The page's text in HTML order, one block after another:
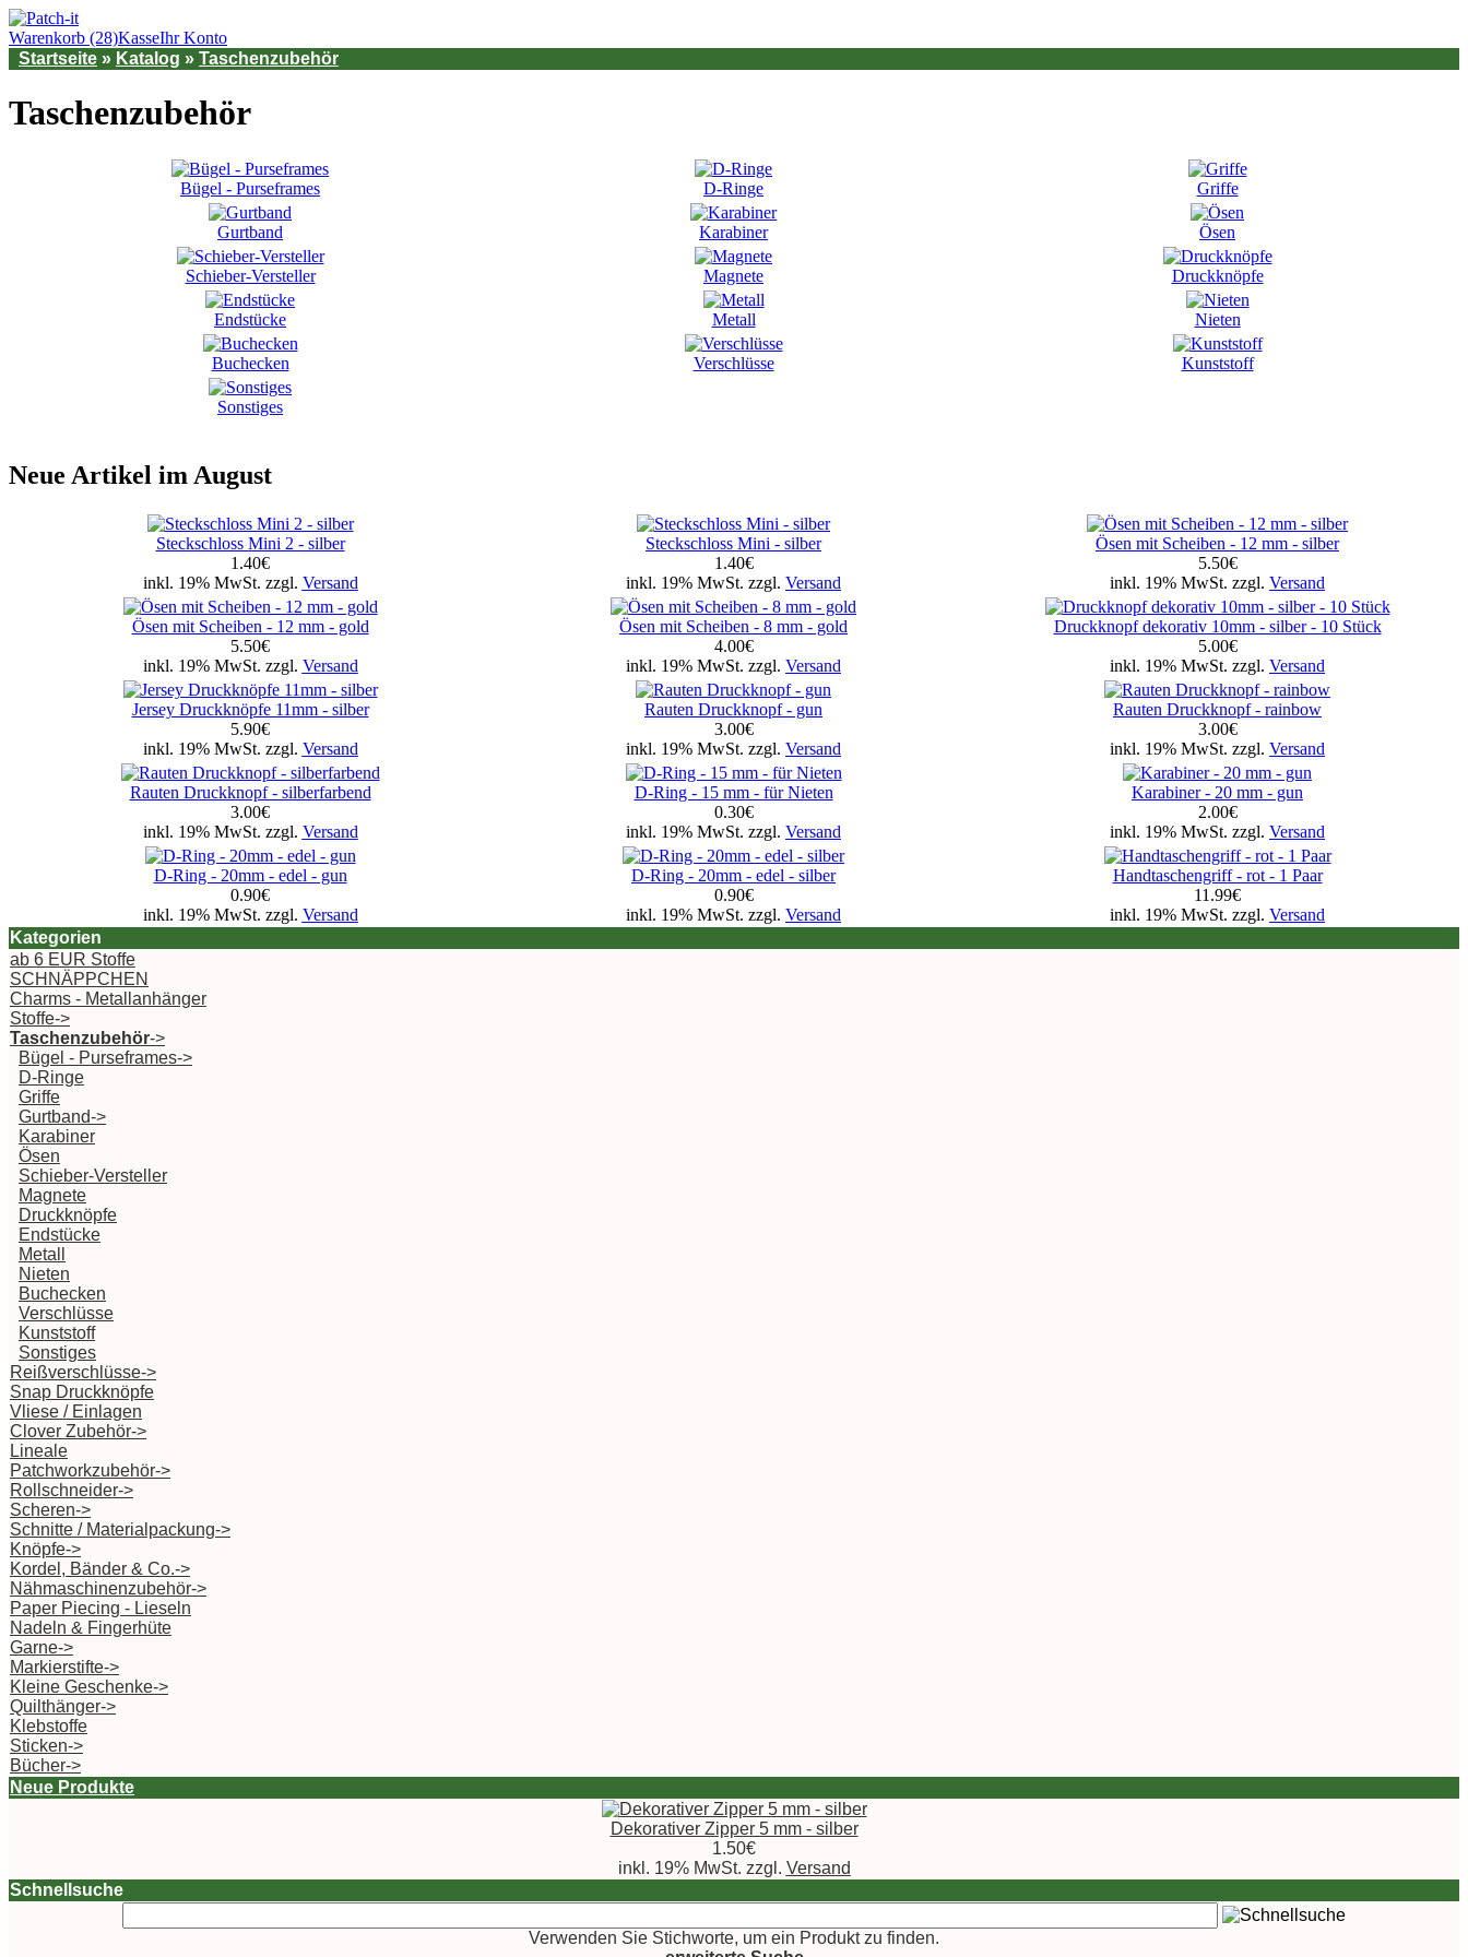
Warenkorb (28)KasseIhr Konto
Startseite » Katalog » Taschenzubehör
Taschenzubehör
Bügel - Purseframes D-Ringe Griffe
Gurtband Karabiner Ösen
Schieber-Versteller Magnete Druckknöpfe
Endstücke Metall Nieten
Buchecken Verschlüsse Kunststoff
Sonstiges
Neue Artikel im August
Steckschloss Mini 2 - silber
1.40€
inkl. 19% MwSt. zzgl. Versand
Steckschloss Mini - silber
1.40€
inkl. 19% MwSt. zzgl. Versand
Ösen mit Scheiben - 12 mm - silber
5.50€
inkl. 19% MwSt. zzgl. Versand
Ösen mit Scheiben - 12 mm - gold
5.50€
inkl. 19% MwSt. zzgl. Versand
Ösen mit Scheiben - 8 mm - gold
4.00€
inkl. 19% MwSt. zzgl. Versand
Druckknopf dekorativ 10mm - silber - 10 Stück
5.00€
inkl. 19% MwSt. zzgl. Versand
Jersey Druckknöpfe 11mm - silber
5.90€
inkl. 19% MwSt. zzgl. Versand
Rauten Druckknopf - gun
3.00€
inkl. 19% MwSt. zzgl. Versand
Rauten Druckknopf - rainbow
3.00€
inkl. 19% MwSt. zzgl. Versand
Rauten Druckknopf - silberfarbend
3.00€
inkl. 19% MwSt. zzgl. Versand
D-Ring - 15 mm - für Nieten
0.30€
inkl. 19% MwSt. zzgl. Versand
Karabiner - 20 mm - gun
2.00€
inkl. 19% MwSt. zzgl. Versand
D-Ring - 20mm - edel - gun
0.90€
inkl. 19% MwSt. zzgl. Versand
D-Ring - 20mm - edel - silber
0.90€
inkl. 19% MwSt. zzgl. Versand
Handtaschengriff - rot - 1 Paar
11.99€
inkl. 19% MwSt. zzgl. Versand
Kategorien
ab 6 EUR Stoffe
SCHNÄPPCHEN
Charms - Metallanhänger
Stoffe->
Taschenzubehör->
Bügel - Purseframes->
D-Ringe
Griffe
Gurtband->
Karabiner
Ösen
Schieber-Versteller
Magnete
Druckknöpfe
Endstücke
Metall
Nieten
Buchecken
Verschlüsse
Kunststoff
Sonstiges
Reißverschlüsse->
Snap Druckknöpfe
Vliese / Einlagen
Clover Zubehör->
Lineale
Patchworkzubehör->
Rollschneider->
Scheren->
Schnitte / Materialpackung->
Knöpfe->
Kordel, Bänder & Co.->
Nähmaschinenzubehör->
Paper Piecing - Lieseln
Nadeln & Fingerhüte
Garne->
Markierstifte->
Kleine Geschenke->
Quilthänger->
Klebstoffe
Sticken->
Bücher->
Neue Produkte
Dekorativer Zipper 5 mm - silber
1.50€
inkl. 19% MwSt. zzgl. Versand
Schnellsuche
Verwenden Sie Stichworte, um ein Produkt zu finden.